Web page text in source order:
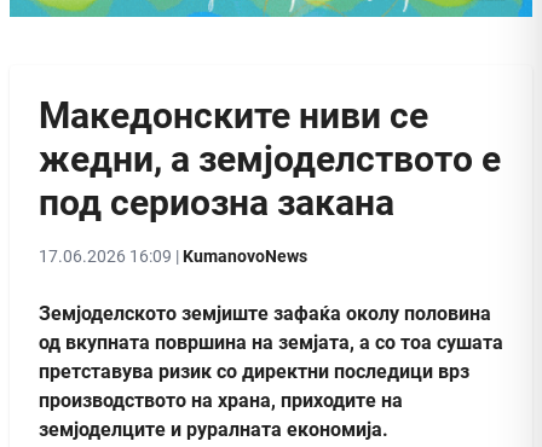
Македонските ниви се
жедни, а земјоделството е
под сериозна закана
17.06.2026 16:09 |KumanovoNews
Земјоделското земјиште зафаќа околу половина
од вкупната површина на земјата, а со тоа сушата
претставува ризик со директни последици врз
производството на храна, приходите на
земјоделците и руралната економија.